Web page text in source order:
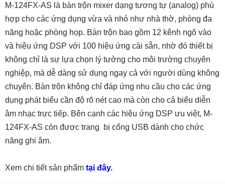
M-124FX-AS là bàn trộn mixer dạng tương tự (analog) phù
hợp cho các ứng dụng vừa và nhỏ như nhà thờ, phòng đa
năng hoặc phòng họp. Bàn trộn bao gồm 12 kênh ngõ vào
và hiệu ứng DSP với 100 hiệu ứng cài sẵn, nhờ đó thiết bị
không chỉ là sự lựa chọn lý tưởng cho môi trường chuyên
nghiệp, mà dễ dàng sử dụng ngay cả với người dùng không
chuyên. Bàn trộn không chỉ đáp ứng nhu cầu cho các ứng
dụng phát biểu cần độ rõ nét cao mà còn cho cả biểu diễn
âm nhạc trực tiếp. Bên cạnh các hiệu ứng DSP ưu việt, M-
124FX-AS còn được trang bị cổng USB dành cho chức
năng ghi âm.
Xem chi tiết sản phẩm tại đây.